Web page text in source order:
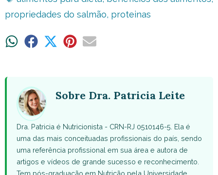
propriedades do salmão, proteinas
ShareShare ShareShareShare
Sobre Dra. Patricia Leite
Dra. Patricia é Nutricionista - CRN-RJ 0510146-5. Ela é
uma das mais conceituadas profissionais do país, sendo
uma referência profissional em sua área e autora de
artigos e vídeos de grande sucesso e reconhecimento.